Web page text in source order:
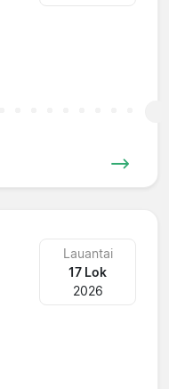
Lauantai
17 Lok
2026